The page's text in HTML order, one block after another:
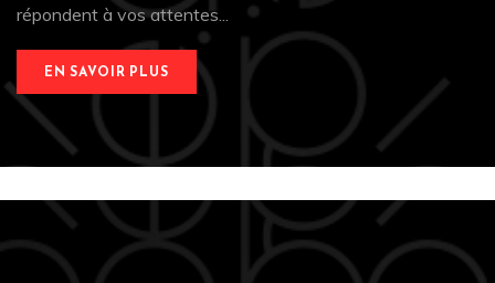
répondent à vos attentes...
EN SAVOIR PLUS